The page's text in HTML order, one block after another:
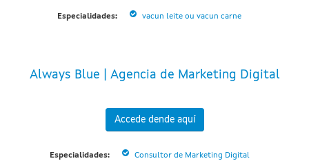
Especialidades: vacun leite ou vacun carne
Always Blue | Agencia de Marketing Digital
Accede dende aquí
Especialidades: Consultor de Marketing Digital